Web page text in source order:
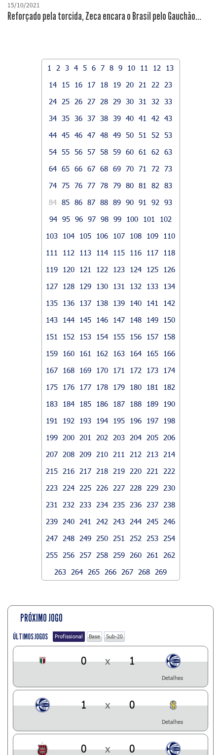
15/10/2021
Reforçado pela torcida, Zeca encara o Brasil pelo Gauchão...
1 2 3 4 5 6 7 8 9 10 11 12
13
14
15 16 17 18 19 20 21 22
23
24
25 26 27 28 29 30 31 32
33
34 35 36 37 38 39 40 41 42
43
44 45 46 47 48 49 50 51 52
53
54 55 56 57 58 59 60 61 62
63
64 65 66 67 68 69 70 71 72
73
74 75 76 77 78 79 80 81 82
83
84 85 86 87 88 89 90 91 92
93
94 95 96 97 98 99 100 101
102
103
104 105 106 107 108 109
110
111
112 113 114 115 116 117
118
119
120 121 122 123 124 125
126
127
128 129 130 131 132 133
134
135
136 137 138 139 140 141
142
143
144 145 146 147 148 149
150
151
152 153 154 155 156 157
158
159
160 161 162 163 164 165
166
167
168 169 170 171 172 173
174
175
176 177 178 179 180 181
182
183
184 185 186 187 188 189
190
191
192 193 194 195 196 197
198
199
200 201 202 203 204 205
206
207
208 209 210 211 212 213
214
215
216 217 218 219 220 221
222
223
224 225 226 227 228 229
230
231
232 233 234 235 236 237
238
239
240 241 242 243 244 245
246
247
248 249 250 251 252 253
254
255
256 257 258 259 260 261
262
263
264 265 266 267 268 269
PRÓXIMO JOGO
ÚLTIMOS JOGOS Profissional Base Sub-20
0 x 1
Detalhes
1 x 0
Detalhes
0 x 0